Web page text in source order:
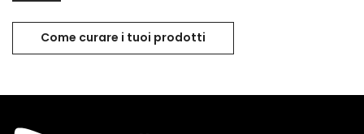
Come curare i tuoi prodotti